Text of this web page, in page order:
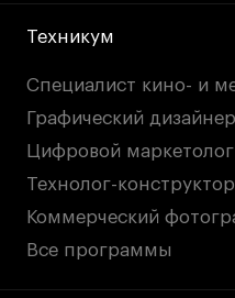
Техникум
Специалист кино- и
Графический дизайнер
Цифровой маркетолог
Технолог-
Коммерческий
Все программы